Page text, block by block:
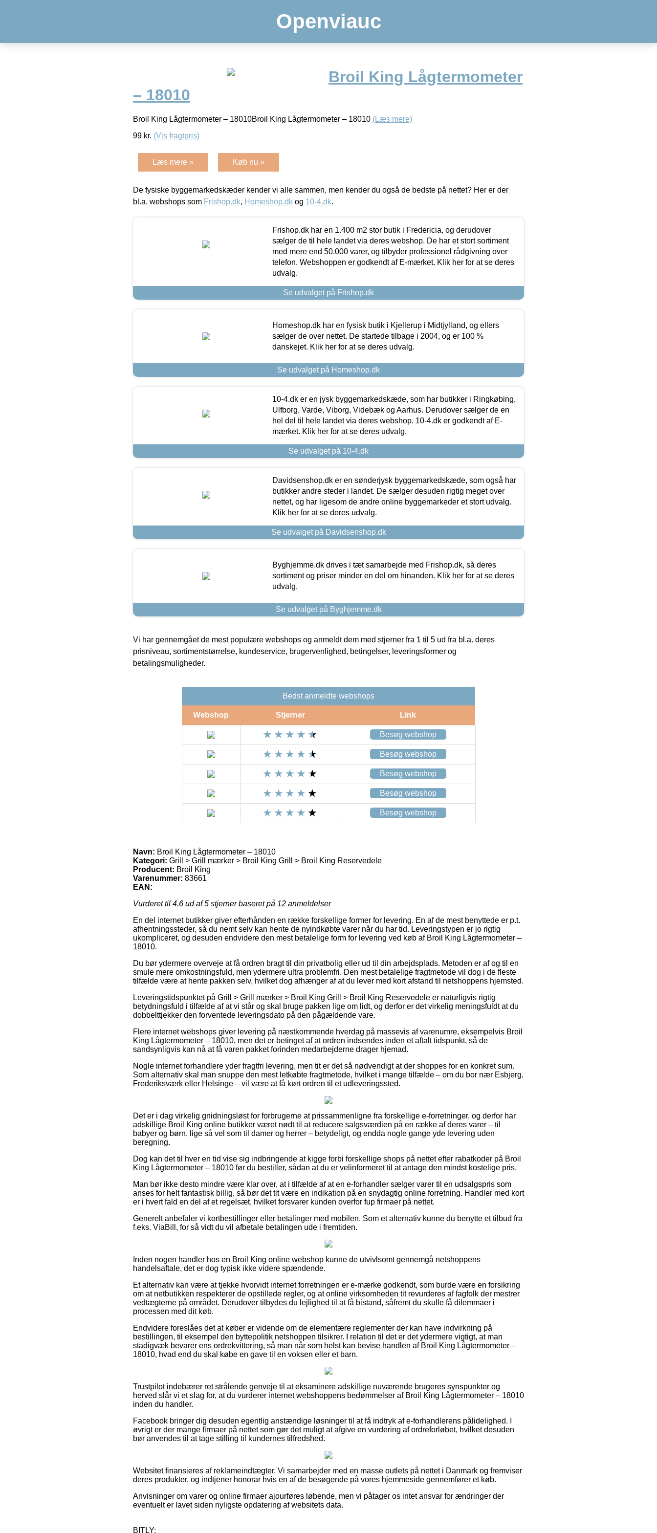
Openviauc
Broil King Lågtermometer
– 18010
Broil King Lågtermometer – 18010Broil King Lågtermometer – 18010 (Læs mere)
99 kr. (Vis fragtpris)
Læs mere » Køb nu »
De fysiske byggemarkedskæder kender vi alle sammen, men kender du også de bedste på nettet? Her er der
bl.a. webshops som Frishop.dk, Homeshop.dk og 10-4.dk.
Frishop.dk har en 1.400 m2 stor butik i Fredericia, og derudover
sælger de til hele landet via deres webshop. De har et stort sortiment
med mere end 50.000 varer, og tilbyder professionel rådgivning over
telefon. Webshoppen er godkendt af E-mærket. Klik her for at se deres
udvalg.
Se udvalget på Frishop.dk
Homeshop.dk har en fysisk butik i Kjellerup i Midtjylland, og ellers
sælger de over nettet. De startede tilbage i 2004, og er 100 %
danskejet. Klik her for at se deres udvalg.
Se udvalget på Homeshop.dk
10-4.dk er en jysk byggemarkedskæde, som har butikker i Ringkøbing,
Ulfborg, Varde, Viborg, Videbæk og Aarhus. Derudover sælger de en
hel del til hele landet via deres webshop. 10-4.dk er godkendt af E-
mærket. Klik her for at se deres udvalg.
Se udvalget på 10-4.dk
Davidsenshop.dk er en sønderjysk byggemarkedskæde, som også har
butikker andre steder i landet. De sælger desuden rigtig meget over
nettet, og har ligesom de andre online byggemarkeder et stort udvalg.
Klik her for at se deres udvalg.
Se udvalget på Davidsenshop.dk
Byghjemme.dk drives i tæt samarbejde med Frishop.dk, så deres
sortiment og priser minder en del om hinanden. Klik her for at se deres
udvalg.
Se udvalget på Byghjemme.dk
Vi har gennemgået de mest populære webshops og anmeldt dem med stjerner fra 1 til 5 ud fra bl.a. deres
prisniveau, sortimentstørrelse, kundeservice, brugervenlighed, betingelser, leveringsformer og
betalingsmuligheder.
Bedst anmeldte webshops
Webshop Stjerner Link
Besøg webshop
Besøg webshop
Besøg webshop
Besøg webshop
Besøg webshop
Navn: Broil King Lågtermometer – 18010
Kategori: Grill > Grill mærker > Broil King Grill > Broil King Reservedele
Producent: Broil King
Varenummer: 83661
EAN:
Vurderet til 4.6 ud af 5 stjerner baseret på 12 anmeldelser
En del internet butikker giver efterhånden en række forskellige former for levering. En af de mest benyttede er p.t.
afhentningssteder, så du nemt selv kan hente de nyindkøbte varer når du har tid. Leveringstypen er jo rigtig
ukompliceret, og desuden endvidere den mest betalelige form for levering ved køb af Broil King Lågtermometer –
18010.
Du bør ydermere overveje at få ordren bragt til din privatbolig eller ud til din arbejdsplads. Metoden er af og til en
smule mere omkostningsfuld, men ydermere ultra problemfri. Den mest betalelige fragtmetode vil dog i de fleste
tilfælde være at hente pakken selv, hvilket dog afhænger af at du lever med kort afstand til netshoppens hjemsted.
Leveringstidspunktet på Grill > Grill mærker > Broil King Grill > Broil King Reservedele er naturligvis rigtig
betydningsfuld i tilfælde af at vi står og skal bruge pakken lige om lidt, og derfor er det virkelig meningsfuldt at du
dobbelttjekker den forventede leveringsdato på den pågældende vare.
Flere internet webshops giver levering på næstkommende hverdag på massevis af varenumre, eksempelvis Broil
King Lågtermometer – 18010, men det er betinget af at ordren indsendes inden et aftalt tidspunkt, så de
sandsynligvis kan nå at få varen pakket forinden medarbejderne drager hjemad.
Nogle internet forhandlere yder fragtfri levering, men tit er det så nødvendigt at der shoppes for en konkret sum.
Som alternativ skal man snuppe den mest letkøbte fragtmetode, hvilket i mange tilfælde – om du bor nær Esbjerg,
Frederiksværk eller Helsinge – vil være at få kørt ordren til et udleveringssted.
Det er i dag virkelig gnidningsløst for forbrugerne at prissammenligne fra forskellige e-forretninger, og derfor har
adskillige Broil King online butikker været nødt til at reducere salgsværdien på en række af deres varer – til
babyer og børn, lige så vel som til damer og herrer – betydeligt, og endda nogle gange yde levering uden
beregning.
Dog kan det til hver en tid vise sig indbringende at kigge forbi forskellige shops på nettet efter rabatkoder på Broil
King Lågtermometer – 18010 før du bestiller, sådan at du er velinformeret til at antage den mindst kostelige pris.
Man bør ikke desto mindre være klar over, at i tilfælde af at en e-forhandler sælger varer til en udsalgspris som
anses for helt fantastisk billig, så bør det tit være en indikation på en snydagtig online forretning. Handler med kort
er i hvert fald en del af et regelsæt, hvilket forsvarer kunden overfor fup firmaer på nettet.
Generelt anbefaler vi kortbestillinger eller betalinger med mobilen. Som et alternativ kunne du benytte et tilbud fra
f.eks. ViaBill, for så vidt du vil afbetale betalingen ude i fremtiden.
Inden nogen handler hos en Broil King online webshop kunne de utvivlsomt gennemgå netshoppens
handelsaftale, det er dog typisk ikke videre spændende.
Et alternativ kan være at tjekke hvorvidt internet forretningen er e-mærke godkendt, som burde være en forsikring
om at netbutikken respekterer de opstillede regler, og at online virksomheden tit revurderes af fagfolk der mestrer
vedtægterne på området. Derudover tilbydes du lejlighed til at få bistand, såfremt du skulle få dilemmaer i
processen med dit køb.
Endvidere foreslåes det at køber er vidende om de elementære reglementer der kan have indvirkning på
bestillingen, til eksempel den byttepolitik netshoppen tilsikrer. I relation til det er det ydermere vigtigt, at man
stadigvæk bevarer ens ordrekvittering, så man når som helst kan bevise handlen af Broil King Lågtermometer –
18010, hvad end du skal købe en gave til en voksen eller et barn.
Trustpilot indebærer ret strålende genveje til at eksaminere adskillige nuværende brugeres synspunkter og
herved slår vi et slag for, at du vurderer internet webshoppens bedømmelser af Broil King Lågtermometer – 18010
inden du handler.
Facebook bringer dig desuden egentlig anstændige løsninger til at få indtryk af e-forhandlerens pålidelighed. I
øvrigt er der mange firmaer på nettet som gør det muligt at afgive en vurdering af ordreforløbet, hvilket desuden
bør anvendes til at tage stilling til kundernes tilfredshed.
Websitet finansieres af reklameindtægter. Vi samarbejder med en masse outlets på nettet i Danmark og fremviser
deres produkter, og indtjener honorar hvis en af de besøgende på vores hjemmeside gennemfører et køb.
Anvisninger om varer og online firmaer ajourføres løbende, men vi påtager os intet ansvar for ændringer der
eventuelt er lavet siden nyligste opdatering af websitets data.
BITLY: